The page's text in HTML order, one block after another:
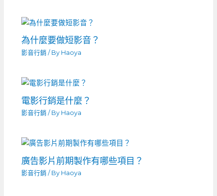
為什麼要做短影音？
影音行銷 / By Haoya
電影行銷是什麼？
影音行銷 / By Haoya
廣告影片前期製作有哪些項目？
影音行銷 / By Haoya